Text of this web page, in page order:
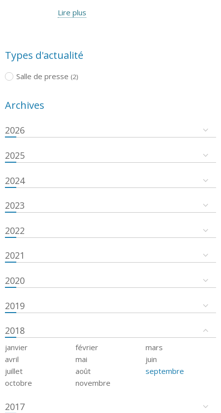
Lire plus
Types d'actualité
Salle de presse (2)
Archives
2026
2025
2024
2023
2022
2021
2020
2019
2018
janvier février
mars
avril
mai
juin
juillet
août
septembre
octobre
novembre
2017